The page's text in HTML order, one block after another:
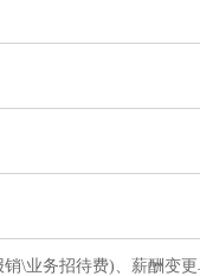
\业务招待费)、薪酬变